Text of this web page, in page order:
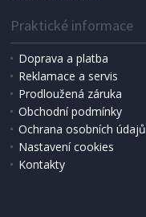
1 799 Kč
Praktické informace
Doprava a platba
Reklamace a servis
Prodloužená záruka
Obchodní podmínky
Ochrana osobních údajů
Nastavení cookies
Kontakty